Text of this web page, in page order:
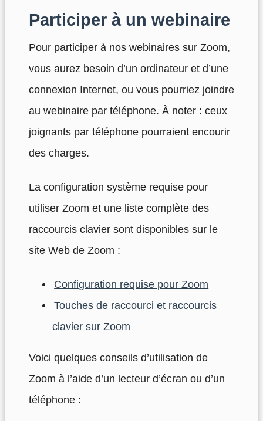
Participer à un webinaire
Pour participer à nos webinaires sur Zoom,
vous aurez besoin d’un ordinateur et d’une
connexion Internet, ou vous pourriez joindre
au webinaire par téléphone. À noter : ceux
joignants par téléphone pourraient encourir
des charges.
La configuration système requise pour
utiliser Zoom et une liste complète des
raccourcis clavier sont disponibles sur le
site Web de Zoom :
Configuration requise pour Zoom
Touches de raccourci et raccourcis
clavier sur Zoom
Voici quelques conseils d’utilisation de
Zoom à l’aide d’un lecteur d’écran ou d’un
téléphone :